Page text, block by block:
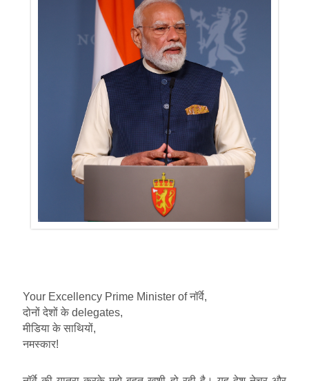
Your Excellency Prime Minister of नॉर्वे,
दोनों देशों के delegates,
मीडिया के साथियों,
नमस्कार!